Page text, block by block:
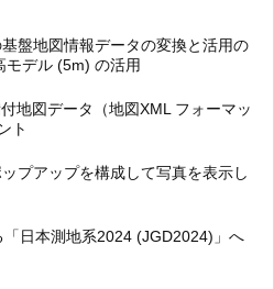
盤地図情報データの変換と活用の
モデル (5m) の活用
地図データ（地図XML フォーマッ
ト
プアップを構成して写真を表示し
日本測地系2024 (JGD2024)」へ